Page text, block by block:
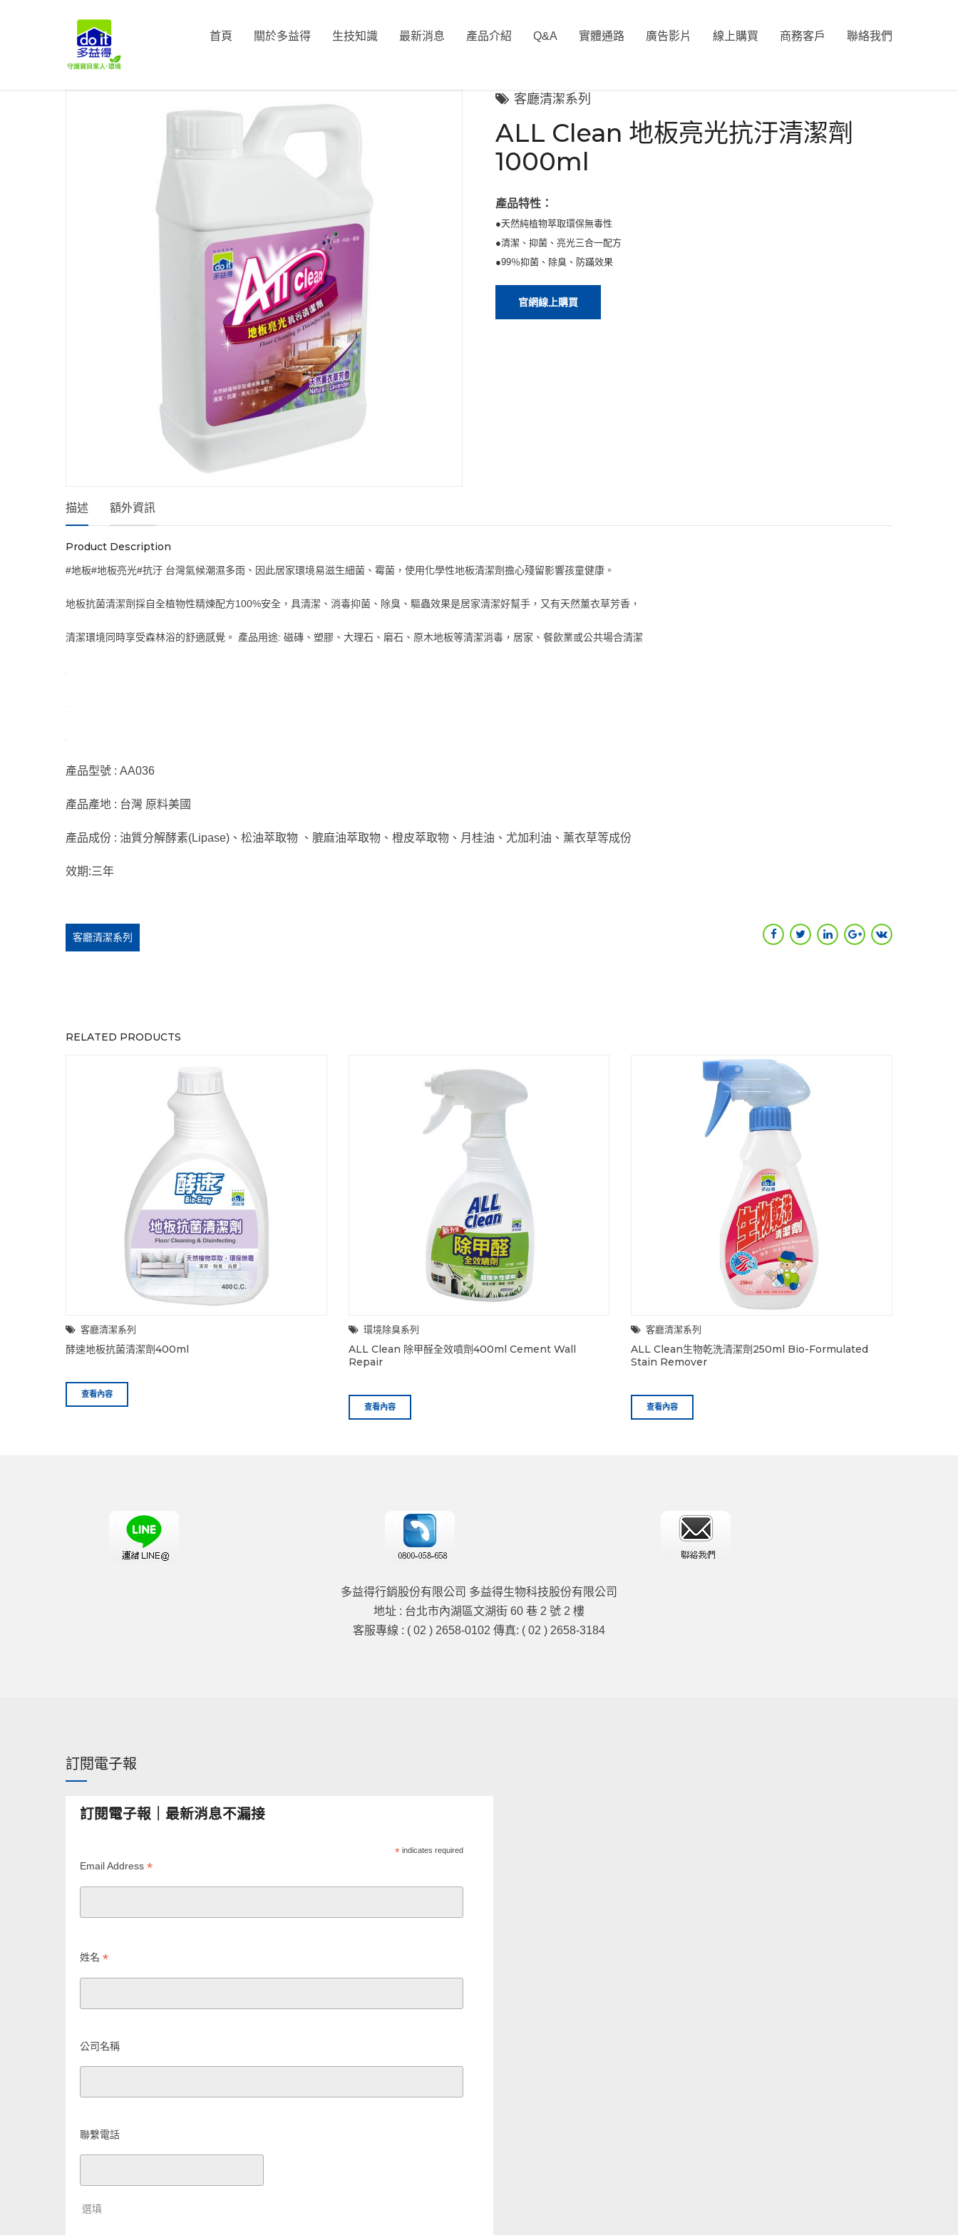
首頁 關於多益得 生技知識 最新消息 產品介紹 Q&A 實體通路 廣告影片 線上購買 商務客戶 聯絡我們
客廳清潔系列
ALL Clean 地板亮光抗汙清潔劑
1000ml
產品特性：
●天然純植物萃取環保無毒性
●清潔、抑菌、亮光三合一配方
●99％抑菌、除臭、防蹣效果
官網線上購買
描述 額外資訊
Product Description
#地板#地板亮光#抗汙 台灣氣候潮濕多雨、因此居家環境易滋生細菌、霉菌，使用化學性地板清潔劑擔心殘留影響孩童健康。
地板抗菌清潔劑採自全植物性精煉配方100%安全，具清潔、消毒抑菌、除臭、驅蟲效果是居家清潔好幫手，又有天然薰衣草芳香，
清潔環境同時享受森林浴的舒適感覺。 產品用途: 磁磚、塑膠、大理石、磨石、原木地板等清潔消毒，居家、餐飲業或公共場合清潔
產品型號 : AA036
產品產地 : 台灣 原料美國
產品成份 : 油質分解酵素(Lipase)、松油萃取物 、膍麻油萃取物、橙皮萃取物、月桂油、尤加利油、薰衣草等成份
效期:三年
客廳清潔系列
RELATED PRODUCTS
客廳清潔系列
酵速地板抗菌清潔劑400ml
查看內容
環境除臭系列
ALL Clean 除甲醛全效噴劑400ml Cement Wall
Repair
查看內容
客廳清潔系列
ALL Clean生物乾洗清潔劑250ml Bio-Formulated
Stain Remover
查看內容
多益得行銷股份有限公司 多益得生物科技股份有限公司
地址 : 台北市內湖區文湖街 60 巷 2 號 2 樓
客服專線 : ( 02 ) 2658-0102 傳真: ( 02 ) 2658-3184
訂閱電子報
訂閱電子報｜最新消息不漏接
*indicates required
Email Address *
姓名 *
公司名稱
聯繫電話
選填